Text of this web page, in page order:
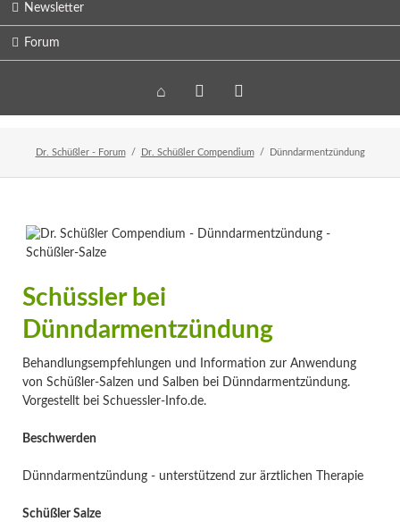
Newsletter
Forum
Home Veranstaltungen
Newsletter
Dr. Schüßler - Forum Dr. Schüßler Compendium Dünndarmentzündung
Schüssler bei
Dünndarmentzündung
Behandlungsempfehlungen und Information zur Anwendung
von Schüßler-Salzen und Salben bei Dünndarmentzündung.
Vorgestellt bei Schuessler-Info.de.
Beschwerden
Dünndarmentzündung - unterstützend zur ärztlichen Therapie
Schüßler Salze